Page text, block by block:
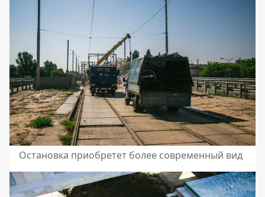
Остановка приобретет более современный вид